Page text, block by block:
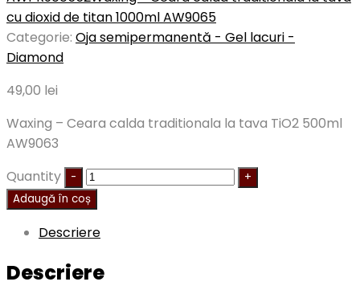
cu dioxid de titan 1000ml AW9065
Categorie: Oja semipermanentă - Gel lacuri -
Diamond
49,00 lei
Waxing – Ceara calda traditionala la tava TiO2 500ml
AW9063
Quantity
Adaugă în coș
Descriere
Descriere